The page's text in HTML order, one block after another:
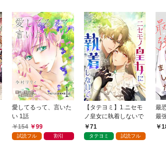
愛してるって、言いた
い 1話
154
99
試読フル 割引
【タテヨミ】1.ニセモ
ノ皇女に執着しないで
71
タテヨミ 試読フル
最
最
巻